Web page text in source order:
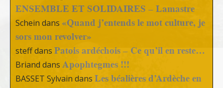
ENSEMBLE ET SOLIDAIRES – Lamastre
Schein dans «Quand j’entends le mot culture, je
sors mon revolver»
steffdans Patois ardéchois – Ce qu’il en reste…
Briand dans Apophtegmes !!!
BASSET Sylvain dans Les béalières d’Ardèche en